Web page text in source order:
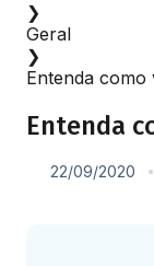
❯
Geral
❯
Entenda
Entenda
22/09/2020